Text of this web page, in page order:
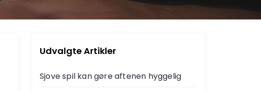
Udvalgte Artikler
Sjove spil kan gøre aftenen hyggelig